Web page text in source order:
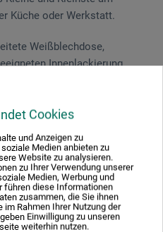
Cookies
und Anzeigen zu
Medien anbieten zu
Website zu analysieren.
zu Ihrer Verwendung unserer
Medien, Werbung und
führen diese Informationen
zusammen, die Sie ihnen
Rahmen Ihrer Nutzung der
Einwilligung zu unseren
weiterhin nutzen.
Küche oder Werkstatt.
Weißblechdose,
Innenlackierung
(0)